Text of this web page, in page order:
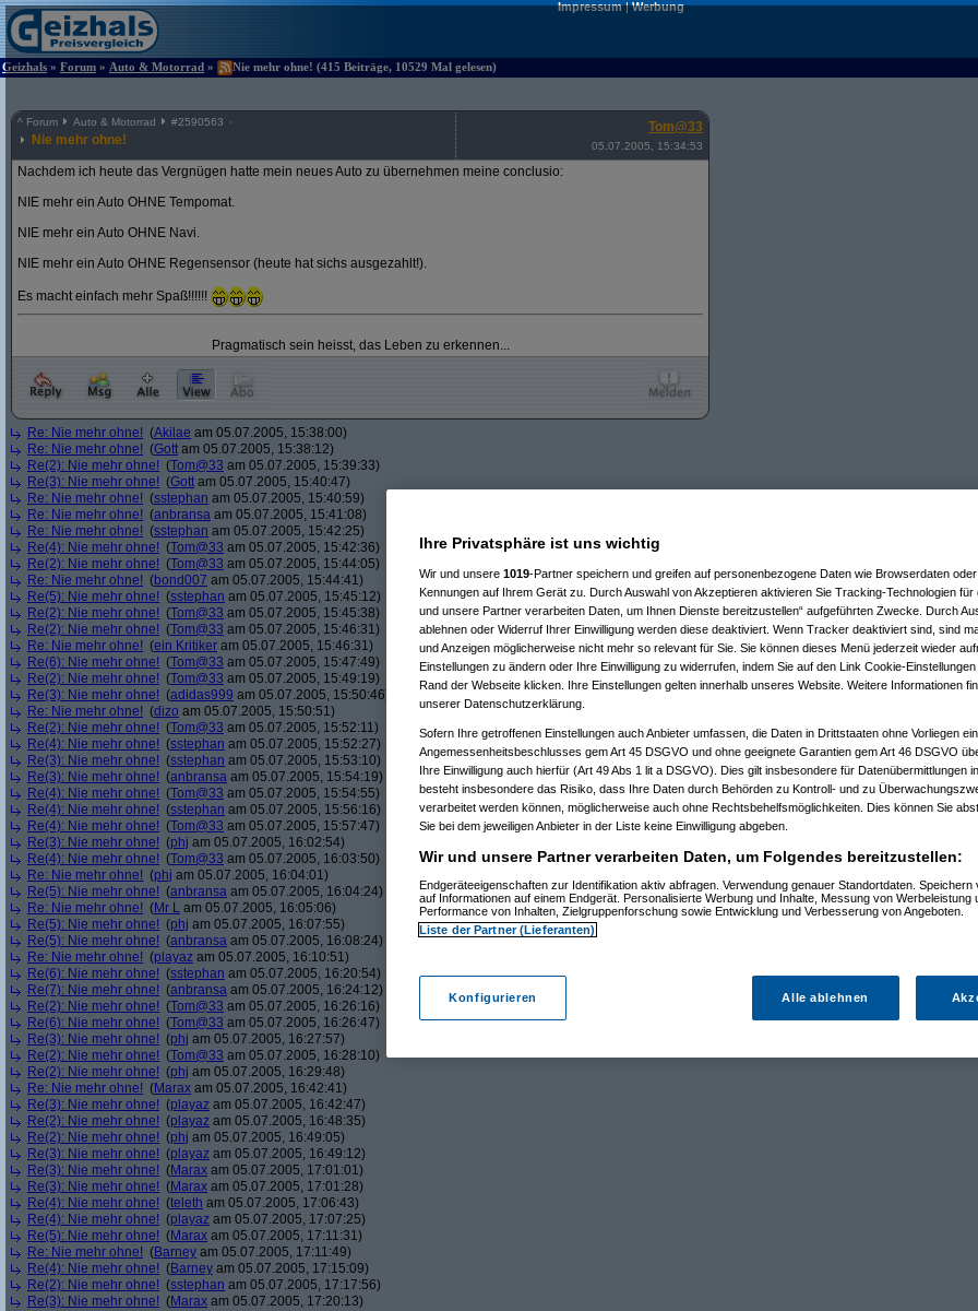
Impressum|Werbung
Geizhals » Forum » Auto & Motorrad » Nie mehr ohne! (415 Beiträge, 10529 Mal gelesen)
^ Forum Auto & Motorrad #2590563
Nie mehr ohne!
Tom@33
05.07.2005, 15:34:53
Nachdem ich heute das Vergnügen hatte mein neues Auto zu übernehmen meine conclusio:
NIE mehr ein Auto OHNE Tempomat.
NIE mehr ein Auto OHNE Navi.
NIE mehr ein Auto OHNE Regensensor (heute hat sichs ausgezahlt!).
Es macht einfach mehr Spaß!!!!!!
Pragmatisch sein heisst, das Leben zu erkennen...
Re: Nie mehr ohne! (Akilae am 05.07.2005, 15:38:00)
Re: Nie mehr ohne! (Gott am 05.07.2005, 15:38:12)
Re(2): Nie mehr ohne! (Tom@33 am 05.07.2005, 15:39:33)
Re(3): Nie mehr ohne! (Gott am 05.07.2005, 15:40:47)
Re: Nie mehr ohne! (sstephan am 05.07.2005, 15:40:59)
Re: Nie mehr ohne! (anbransa am 05.07.2005, 15:41:08)
Re: Nie mehr ohne! (sstephan am 05.07.2005, 15:42:25)
Re(4): Nie mehr ohne! (Tom@33 am 05.07.2005, 15:42:36)
Re(2): Nie mehr ohne! (Tom@33 am 05.07.2005, 15:44:05)
Re: Nie mehr ohne! (bond007 am 05.07.2005, 15:44:41)
Re(5): Nie mehr ohne! (sstephan am 05.07.2005, 15:45:12)
Re(2): Nie mehr ohne! (Tom@33 am 05.07.2005, 15:45:38)
Re(2): Nie mehr ohne! (Tom@33 am 05.07.2005, 15:46:31)
Re: Nie mehr ohne! (ein Kritiker am 05.07.2005, 15:46:31)
Re(6): Nie mehr ohne! (Tom@33 am 05.07.2005, 15:47:49)
Re(2): Nie mehr ohne! (Tom@33 am 05.07.2005, 15:49:19)
Re(3): Nie mehr ohne! (adidas999 am 05.07.2005, 15:50:46)
Re: Nie mehr ohne! (dizo am 05.07.2005, 15:50:51)
Re(2): Nie mehr ohne! (Tom@33 am 05.07.2005, 15:52:11)
Re(4): Nie mehr ohne! (sstephan am 05.07.2005, 15:52:27)
Re(3): Nie mehr ohne! (sstephan am 05.07.2005, 15:53:10)
Re(3): Nie mehr ohne! (anbransa am 05.07.2005, 15:54:19)
Re(4): Nie mehr ohne! (Tom@33 am 05.07.2005, 15:54:55)
Re(4): Nie mehr ohne! (sstephan am 05.07.2005, 15:56:16)
Re(4): Nie mehr ohne! (Tom@33 am 05.07.2005, 15:57:47)
Re(3): Nie mehr ohne! (phj am 05.07.2005, 16:02:54)
Re(4): Nie mehr ohne! (Tom@33 am 05.07.2005, 16:03:50)
Re: Nie mehr ohne! (phj am 05.07.2005, 16:04:01)
Re(5): Nie mehr ohne! (anbransa am 05.07.2005, 16:04:24)
Re: Nie mehr ohne! (Mr L am 05.07.2005, 16:05:06)
Re(5): Nie mehr ohne! (phj am 05.07.2005, 16:07:55)
Re(5): Nie mehr ohne! (anbransa am 05.07.2005, 16:08:24)
Re: Nie mehr ohne! (playaz am 05.07.2005, 16:10:51)
Re(6): Nie mehr ohne! (sstephan am 05.07.2005, 16:20:54)
Re(7): Nie mehr ohne! (anbransa am 05.07.2005, 16:24:12)
Re(2): Nie mehr ohne! (Tom@33 am 05.07.2005, 16:26:16)
Re(6): Nie mehr ohne! (Tom@33 am 05.07.2005, 16:26:47)
Re(3): Nie mehr ohne! (phj am 05.07.2005, 16:27:57)
Re(2): Nie mehr ohne! (Tom@33 am 05.07.2005, 16:28:10)
Re(2): Nie mehr ohne! (phj am 05.07.2005, 16:29:48)
Re: Nie mehr ohne! (Marax am 05.07.2005, 16:42:41)
Re(3): Nie mehr ohne! (playaz am 05.07.2005, 16:42:47)
Re(2): Nie mehr ohne! (playaz am 05.07.2005, 16:48:35)
Re(2): Nie mehr ohne! (phj am 05.07.2005, 16:49:05)
Re(3): Nie mehr ohne! (playaz am 05.07.2005, 16:49:12)
Re(3): Nie mehr ohne! (Marax am 05.07.2005, 17:01:01)
Re(3): Nie mehr ohne! (Marax am 05.07.2005, 17:01:28)
Re(4): Nie mehr ohne! (teleth am 05.07.2005, 17:06:43)
Re(4): Nie mehr ohne! (playaz am 05.07.2005, 17:07:25)
Re(5): Nie mehr ohne! (Marax am 05.07.2005, 17:11:31)
Re: Nie mehr ohne! (Barney am 05.07.2005, 17:11:49)
Re(4): Nie mehr ohne! (Barney am 05.07.2005, 17:15:09)
Re(2): Nie mehr ohne! (sstephan am 05.07.2005, 17:17:56)
Re(3): Nie mehr ohne! (Marax am 05.07.2005, 17:20:13)
Ihre Privatsphäre ist uns wichtig
Wir und unsere 1019-Partner speichern und greifen auf personenbezogene Daten wie Browserdaten
Kennungen auf Ihrem Gerät zu. Durch Auswahl von Akzeptieren aktivieren Sie Tracking-Technologien für
und unsere Partner verarbeiten Daten, um Ihnen Dienste bereitzustellen“ aufgeführten Zwecke. Durch
ablehnen oder Widerruf Ihrer Einwilligung werden diese deaktiviert. Wenn Tracker deaktiviert sind, sind
und Anzeigen möglicherweise nicht mehr so relevant für Sie. Sie können dieses Menü jederzeit wieder
Einstellungen zu ändern oder Ihre Einwilligung zu widerrufen, indem Sie auf den Link Cookie-
Rand der Webseite klicken. Ihre Einstellungen gelten innerhalb unseres Website. Weitere Informationen
unserer Datenschutzerklärung.
Sofern Ihre getroffenen Einstellungen auch Anbieter umfassen, die Daten in Drittstaaten ohne Vorliegen
Angemessenheitsbeschlusses gem Art 45 DSGVO und ohne geeignete Garantien gem Art 46 DSGVO
Ihre Einwilligung auch hierfür (Art 49 Abs 1 lit a DSGVO). Dies gilt insbesondere für Datenübermittlungen
besteht insbesondere das Risiko, dass Ihre Daten durch Behörden zu Kontroll- und zu
verarbeitet werden können, möglicherweise auch ohne Rechtsbehelfsmöglichkeiten. Dies können Sie
Sie bei dem jeweiligen Anbieter in der Liste keine Einwilligung abgeben.
Wir und unsere Partner verarbeiten Daten, um Folgendes bereitzustellen:
Endgeräteeigenschaften zur Identifikation aktiv abfragen. Verwendung genauer Standortdaten. Speichern
auf Informationen auf einem Endgerät. Personalisierte Werbung und Inhalte, Messung von Werbeleistung
Performance von Inhalten, Zielgruppenforschung sowie Entwicklung und Verbesserung von Angeboten.
Liste der Partner (Lieferanten)
Konfigurieren Alle ablehnen